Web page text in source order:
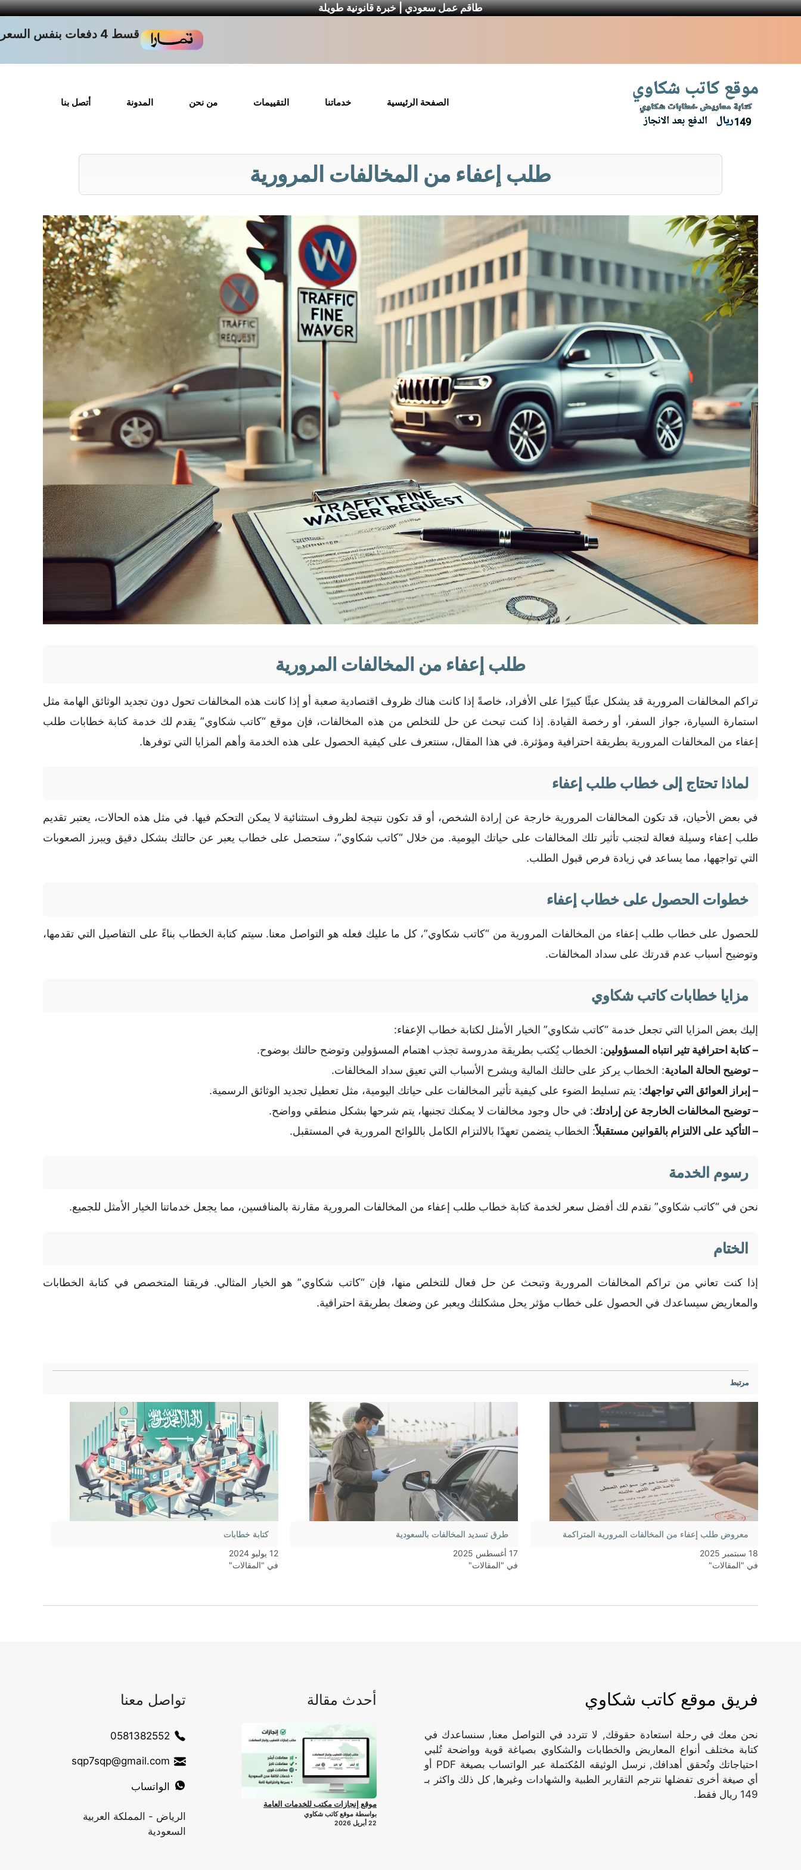
طاقم عمل سعودي | خبرة قانونية طويلة
قسط 4 دفعات بنفس السعر
الصفحة الرئيسية خدماتنا التقييمات من نحن المدونة أتصل بنا
طلب إعفاء من المخالفات المرورية
طلب إعفاء من المخالفات المرورية
تراكم المخالفات المرورية قد يشكل عبئًا كبيرًا على الأفراد، خاصةً إذا كانت هناك ظروف اقتصادية صعبة أو إذا كانت هذه المخالفات تحول دون تجديد الوثائق الهامة مثل
استمارة السيارة، جواز السفر، أو رخصة القيادة. إذا كنت تبحث عن حل للتخلص من هذه المخالفات، فإن موقع “كاتب شكاوي” يقدم لك خدمة كتابة خطابات طلب
إعفاء من المخالفات المرورية بطريقة احترافية ومؤثرة. في هذا المقال، سنتعرف على كيفية الحصول على هذه الخدمة وأهم المزايا التي توفرها.
لماذا تحتاج إلى خطاب طلب إعفاء
في بعض الأحيان، قد تكون المخالفات المرورية خارجة عن إرادة الشخص، أو قد تكون نتيجة لظروف استثنائية لا يمكن التحكم فيها. في مثل هذه الحالات، يعتبر تقديم
طلب إعفاء وسيلة فعالة لتجنب تأثير تلك المخالفات على حياتك اليومية. من خلال “كاتب شكاوي”، ستحصل على خطاب يعبر عن حالتك بشكل دقيق ويبرز الصعوبات
التي تواجهها، مما يساعد في زيادة فرص قبول الطلب.
خطوات الحصول على خطاب إعفاء
للحصول على خطاب طلب إعفاء من المخالفات المرورية من “كاتب شكاوي”، كل ما عليك فعله هو التواصل معنا. سيتم كتابة الخطاب بناءً على التفاصيل التي تقدمها،
وتوضيح أسباب عدم قدرتك على سداد المخالفات.
مزايا خطابات كاتب شكاوي
إليك بعض المزايا التي تجعل خدمة “كاتب شكاوي” الخيار الأمثل لكتابة خطاب الإعفاء:
– كتابة احترافية تثير انتباه المسؤولين: الخطاب يُكتب بطريقة مدروسة تجذب اهتمام المسؤولين وتوضح حالتك بوضوح.
– توضيح الحالة المادية: الخطاب يركز على حالتك المالية ويشرح الأسباب التي تعيق سداد المخالفات.
– إبراز العوائق التي تواجهك: يتم تسليط الضوء على كيفية تأثير المخالفات على حياتك اليومية، مثل تعطيل تجديد الوثائق الرسمية.
– توضيح المخالفات الخارجة عن إرادتك: في حال وجود مخالفات لا يمكنك تجنبها، يتم شرحها بشكل منطقي وواضح.
– التأكيد على الالتزام بالقوانين مستقبلاً: الخطاب يتضمن تعهدًا بالالتزام الكامل باللوائح المرورية في المستقبل.
رسوم الخدمة
نحن في “كاتب شكاوي” نقدم لك أفضل سعر لخدمة كتابة خطاب طلب إعفاء من المخالفات المرورية مقارنة بالمنافسين، مما يجعل خدماتنا الخيار الأمثل للجميع.
الختام
إذا كنت تعاني من تراكم المخالفات المرورية وتبحث عن حل فعال للتخلص منها، فإن “كاتب شكاوي” هو الخيار المثالي. فريقنا المتخصص في كتابة الخطابات
والمعاريض سيساعدك في الحصول على خطاب مؤثر يحل مشكلتك ويعبر عن وضعك بطريقة احترافية.
مرتبط
معروض طلب إعفاء من المخالفات المرورية المتراكمة
18 سبتمبر 2025
في "المقالات"
طرق تسديد المخالفات بالسعودية
17 أغسطس 2025
في "المقالات"
كتابة خطابات
12 يوليو 2024
في "المقالات"
فريق موقع كاتب شكاوي
نحن معك في رحلة استعادة حقوقك, لا تتردد في التواصل معنا, سنساعدك في
كتابة مختلف أنواع المعاريض والخطابات والشكاوي بصياغة قوية وواضحة تُلبي
احتياجاتك وتُحقق أهدافك, نرسل الوثيقه المُكتملة عبر الواتساب بصيغة PDF أو
أي صيغة أخرى تفضلها نترجم التقارير الطبية والشهادات وغيرها, كل ذلك واكثر بـ
149 ريال فقط.
أحدث مقالة
موقع إنجازات مكتب للخدمات العامة
بواسطة موقع كاتب شكاوي
22 أبريل 2026
تواصل معنا
0581382552
sqp7sqp@gmail.com
الواتساب
الرياض - المملكة العربية
السعودية